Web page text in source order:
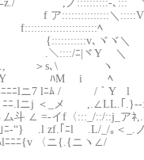
｣.7 f ア:::::::::::::::＼:::::V
ﾍ￣
､ヾヾ＼
＼::::/ﾆ|ヾY ＼
s.., ＞s､\ ヽ
O.lニ.7|ﾆY ﾊM i ﾍ
lニ7 lﾆﾑ / /｀Y
_メ ,.∠LL.｢.}-
f〈:::_/::/::j_アﾈ
ﾆl ゝ.L/_/｡＜_.
ニ{.{ニヽ